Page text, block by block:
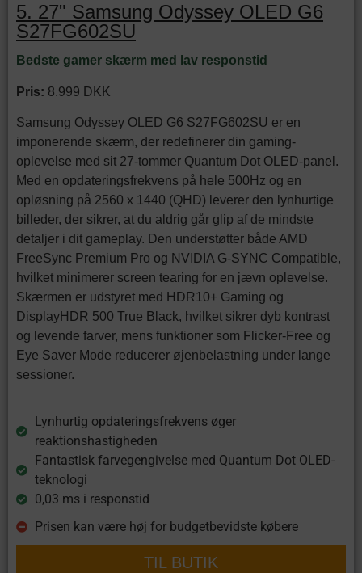
5. 27" Samsung Odyssey OLED G6
S27FG602SU
Bedste gamer skærm med lav responstid
Pris: 8.999 DKK
Samsung Odyssey OLED G6 S27FG602SU er en
imponerende skærm, der redefinerer din gaming-
oplevelse med sit 27-tommer Quantum Dot OLED-panel.
Med en opdateringsfrekvens på hele 500Hz og en
opløsning på 2560 x 1440 (QHD) leverer den lynhurtige
billeder, der sikrer, at du aldrig går glip af de mindste
detaljer i dit gameplay. Den understøtter både AMD
FreeSync Premium Pro og NVIDIA G-SYNC Compatible,
hvilket minimerer screen tearing for en jævn oplevelse.
Skærmen er udstyret med HDR10+ Gaming og
DisplayHDR 500 True Black, hvilket sikrer dyb kontrast
og levende farver, mens funktioner som Flicker-Free og
Eye Saver Mode reducerer øjenbelastning under lange
sessioner.
Lynhurtig opdateringsfrekvens øger
reaktionshastigheden
Fantastisk farvegengivelse med Quantum Dot OLED-
teknologi
0,03 ms i responstid
Prisen kan være høj for budgetbevidste købere
TIL BUTIK